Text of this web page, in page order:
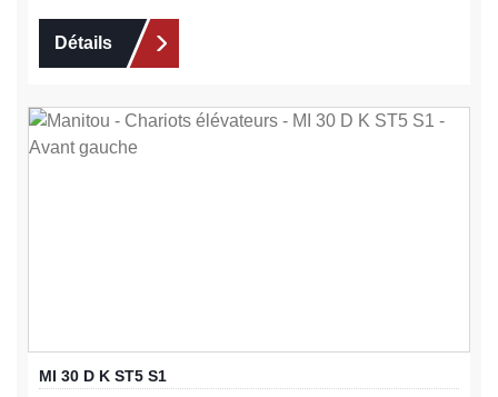
Détails
MI 30 D K ST5 S1